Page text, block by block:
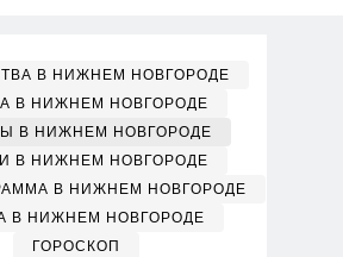
В НИЖНЕМ НОВГОРОДЕ
В НИЖНЕМ НОВГОРОДЕ
В НИЖНЕМ НОВГОРОДЕ
В НИЖНЕМ НОВГОРОДЕ
В НИЖНЕМ НОВГОРОДЕ
В НИЖНЕМ НОВГОРОДЕ
ГОРОСКОП